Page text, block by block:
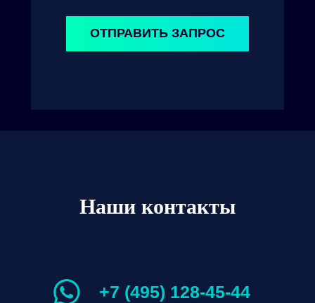
ОТПРАВИТЬ ЗАПРОС
Наши контакты
+7 (495) 128-45-44